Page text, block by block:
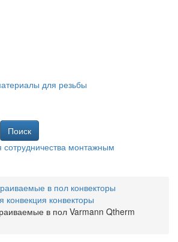
для резьбы
Поиск
в пол конвекторы
конвекция конвекторы
в пол Varmann Qtherm